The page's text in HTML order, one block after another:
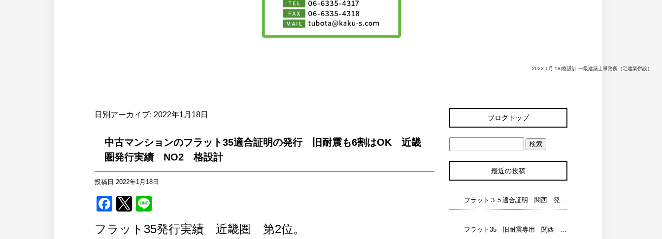
2022 1月 18|格設計 一級建築士事務所（宅建業併設）
日別アーカイブ: 2022年1月18日
中古マンションのフラット35適合証明の発行 旧耐震も6割はOK 近畿
圏発行実績 NO2 格設計
投稿日 2022年1月18日
Facebook
Twitter
フラット35発行実績 近畿圏 第2位。
ブログトップ
最近の投稿
フラット３５適合証明 関西 発行マンション523件（旧耐震220件）発行済◎ 発行可能〇 リスト
フラット35 旧耐震専用 関西 発行済◎220件 発行可能〇2708件 マンションリスト